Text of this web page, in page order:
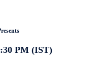
PM (IST)